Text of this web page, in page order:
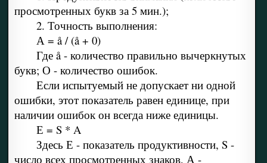
просмотренных букв за 5 мин.);
2. Точность выполнения:
А = å / (å + 0)
Где å - количество правильно вычеркнутых
букв; О - количество ошибок.
Если испытуемый не допускает ни одной
ошибки, этот показатель равен единице, при
наличии ошибок он всегда ниже единицы.
Е = S * A
Здесь Е - показатель продуктивности, S -
число всех просмотренных знаков, А -